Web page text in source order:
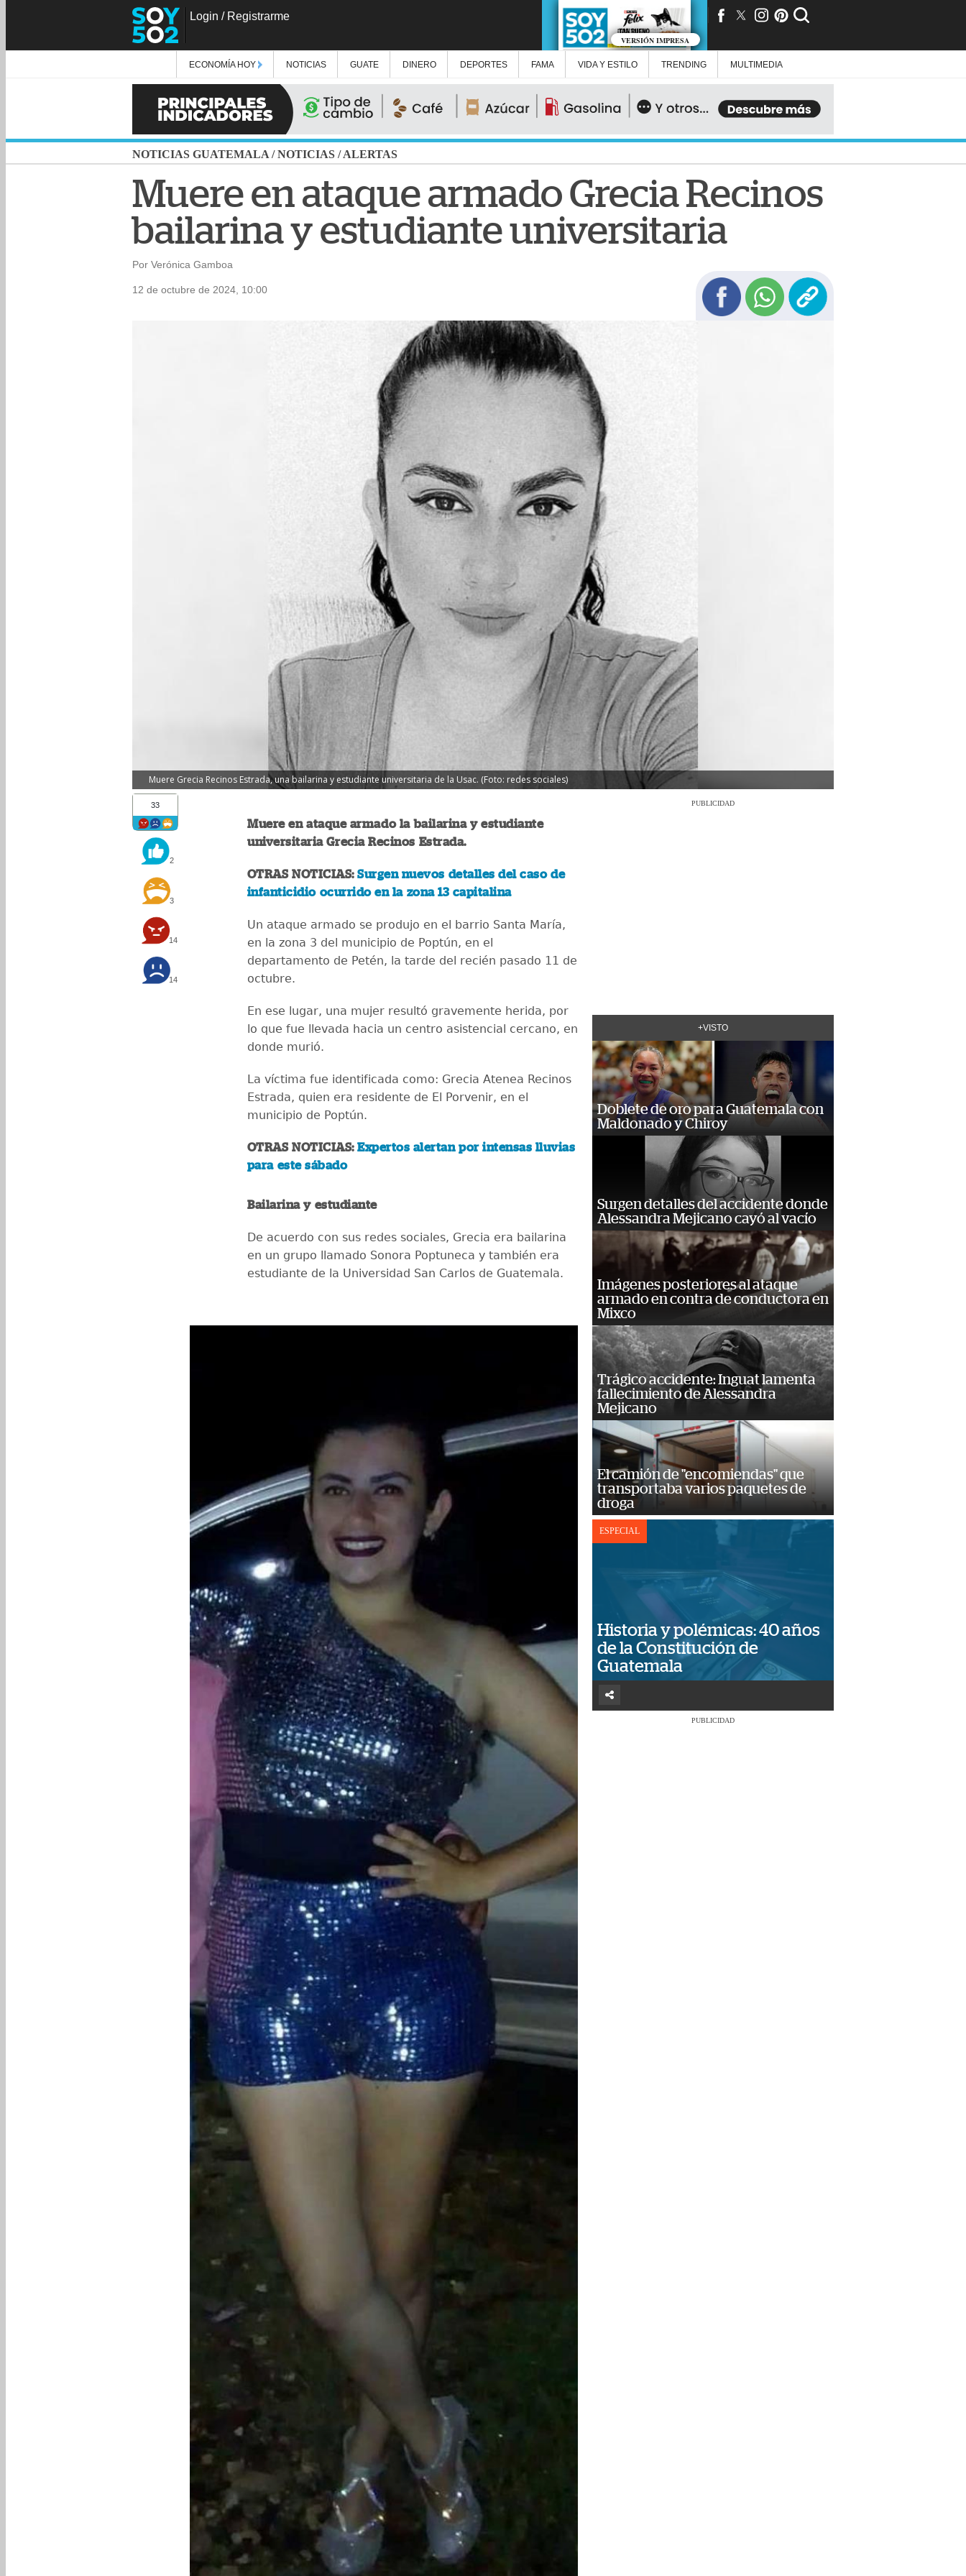
Login / Registrarme
VERSIÓN IMPRESA
ECONOMÍA HOY NOTICIAS GUATE DINERO DEPORTES FAMA VIDA Y ESTILO TRENDING MULTIMEDIA
NOTICIAS GUATEMALA /NOTICIAS /ALERTAS
Muere en ataque armado Grecia Recinos
bailarina y estudiante universitaria
Por Verónica Gamboa
12 de octubre de 2024, 10:00
Muere Grecia Recinos Estrada, una bailarina y estudiante universitaria de la Usac. (Foto: redes sociales)
33
2
3
14
14
Muere en ataque armado la bailarina y estudiante
universitaria Grecia Recinos Estrada.
OTRAS NOTICIAS:Surgen nuevos detalles del caso de
infanticidio ocurrido en la zona 13 capitalina
Un ataque armado se produjo en el barrio Santa María,
en la zona 3 del municipio de Poptún, en el
departamento de Petén, la tarde del recién pasado 11 de
octubre.
En ese lugar, una mujer resultó gravemente herida, por
lo que fue llevada hacia un centro asistencial cercano, en
donde murió.
La víctima fue identificada como: Grecia Atenea Recinos
Estrada, quien era residente de El Porvenir, en el
municipio de Poptún.
OTRAS NOTICIAS:Expertos alertan por intensas lluvias
para este sábado
Bailarina y estudiante
De acuerdo con sus redes sociales, Grecia era bailarina
en un grupo llamado Sonora Poptuneca y también era
estudiante de la Universidad San Carlos de Guatemala.
PUBLICIDAD
+VISTO
Doblete de oro para Guatemala con
Maldonado y Chiroy
Surgen detalles del accidente donde
Alessandra Mejicano cayó al vacío
Imágenes posteriores al ataque
armado en contra de conductora en
Mixco
Trágico accidente: Inguat lamenta
fallecimiento de Alessandra
Mejicano
El camión de "encomiendas" que
transportaba varios paquetes de
droga
ESPECIAL
Historia y polémicas: 40 años
de la Constitución de
Guatemala
PUBLICIDAD